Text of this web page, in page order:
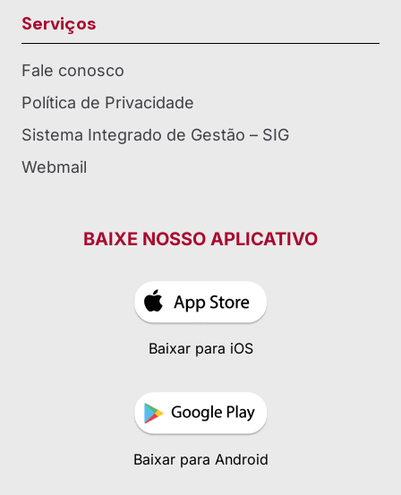
Serviços
Fale conosco
Política de Privacidade
Sistema Integrado de Gestão – SIG
Webmail
BAIXE NOSSO APLICATIVO
Baixar para iOS
Baixar para Android